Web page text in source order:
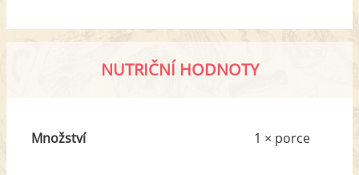
NUTRIČNÍ HODNOTY
Množství 1 × porce